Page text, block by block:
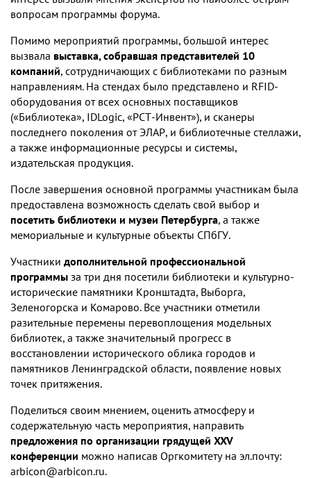
вопросам программы форума.
Помимо мероприятий программы, большой интерес
вызвала выставка, собравшая представителей 10
компаний, сотрудничающих с библиотеками по разным
направлениям. На стендах было представлено и RFID-
оборудования от всех основных поставщиков
(«Библиотека», IDLogic, «РСТ-Инвент»), и сканеры
последнего поколения от ЭЛАР, и библиотечные стеллажи,
а также информационные ресурсы и системы,
издательская продукция.
После завершения основной программы участникам была
предоставлена возможность сделать свой выбор и
посетить библиотеки и музеи Петербурга, а также
мемориальные и культурные объекты СПбГУ.
Участники дополнительной профессиональной
программы за три дня посетили библиотеки и культурно-
исторические памятники Кронштадта, Выборга,
Зеленогорска и Комарово. Все участники отметили
разительные перемены перевоплощения модельных
библиотек, а также значительный прогресс в
восстановлении исторического облика городов и
памятников Ленинградской области, появление новых
точек притяжения.
Поделиться своим мнением, оценить атмосферу и
содержательную часть мероприятия, направить
предложения по организации грядущей XXV
конференции можно написав Оргкомитету на эл.почту:
arbicon@arbicon.ru.